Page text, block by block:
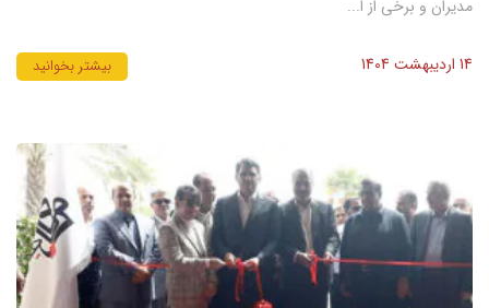
مدیران و برخی از ا...
14 اردیبهشت 1404 بیشتر بخوانید